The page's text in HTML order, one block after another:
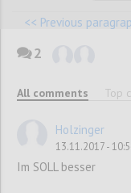
<< Previous
G 10
Kriterium
a) Alle Boden-
Betriebes
2
All comments Top
Holzinger
13.11.2017 -
Im SOLL besser